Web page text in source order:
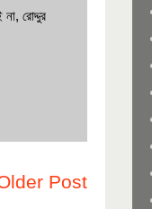
রোদ্দুর
Post